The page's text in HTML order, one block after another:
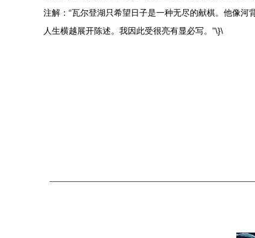
注解：“瓦尔登湖只希望日子是一种无尽的献棋。他像
人生横越展开陈述。我因此受很亮有显必写。”\}\